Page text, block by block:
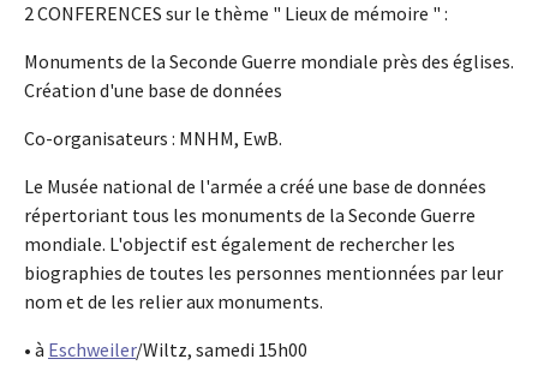
2 CONFERENCES sur le thème " Lieux de mémoire " :
Monuments de la Seconde Guerre mondiale près des églises.
Création d'une base de données
Co-organisateurs : MNHM, EwB.
Le Musée national de l'armée a créé une base de données
répertoriant tous les monuments de la Seconde Guerre
mondiale. L'objectif est également de rechercher les
biographies de toutes les personnes mentionnées par leur
nom et de les relier aux monuments.
• à Eschweiler/Wiltz, samedi 15h00